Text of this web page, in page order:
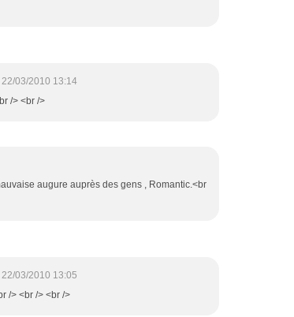
22/03/2010 13:14
/> <br />
augure auprès des gens , Romantic.<br
22/03/2010 13:05
/> <br /> <br />